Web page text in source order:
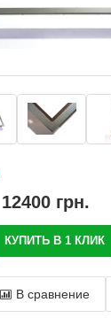
12400 грн.
КУПИТЬ В 1 КЛИК
В сравнение